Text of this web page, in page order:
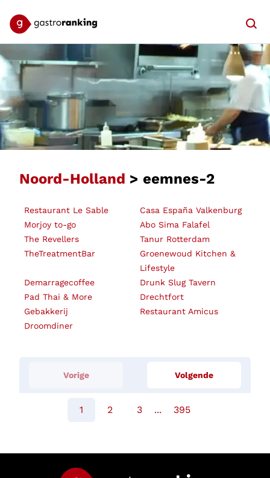
Noord-Holland > eemnes-2
Restaurant Le Sable
Casa España Valkenburg
Morjoy to-go
Abo Sima Falafel
The Revellers
Tanur Rotterdam
TheTreatmentBar
Groenewoud Kitchen &
Lifestyle
Demarragecoffee
Drunk Slug Tavern
Pad Thai & More
Drechtfort
Gebakkerij
Restaurant Amicus
Droomdiner
Vorige
1 2 3 ... 395
Volgende